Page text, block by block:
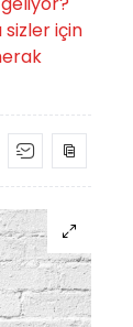
sizler için